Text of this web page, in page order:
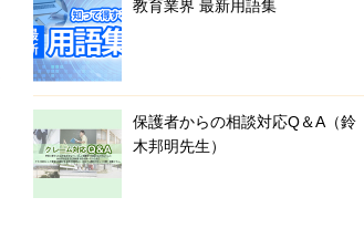
教育業界 最新用語集
保護者からの相談対応Q＆A（鈴
木邦明先生）